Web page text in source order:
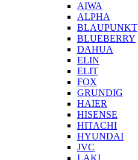
AIWA
ALPHA
BLAUPUNKT
BLUEBERRY
DAHUA
ELIN
ELIT
FOX
GRUNDIG
HAIER
HISENSE
HITACHI
HYUNDAI
JVC